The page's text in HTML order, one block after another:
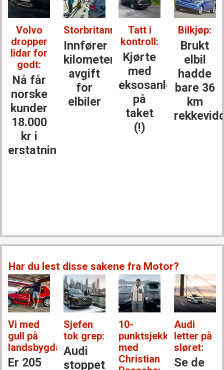
Volvo
dropper
lidar for
godt:
Nå får
norske
kunder
18.000
kr i
erstatning
Storbritannia:
Innfører
kilometer­
avgift
for
elbiler
Tatt i
kontroll:
Kjørte
med
eksosanlegget
på
taket
(!)
Bilkjøp:
Brukt
elbil
hadde
bare 36
km
Har du lest disse sakene fra Motor?
Vi med
gull på
landsbygda:
Er 205
Sjefen
tok grep:
Audi
stoppet
10-
punktsjekken
med
Christian
Audi
letter på
sløret:
Se de